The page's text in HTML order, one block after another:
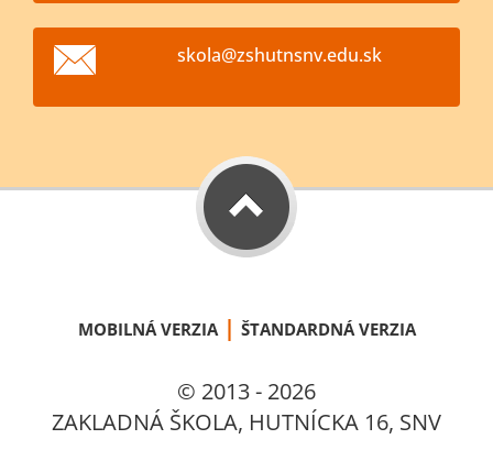
skola@zshutnsnv.edu.sk
MOBILNÁ VERZIA | ŠTANDARDNÁ VERZIA
© 2013 - 2026
ZAKLADNÁ ŠKOLA, HUTNÍCKA 16, SNV